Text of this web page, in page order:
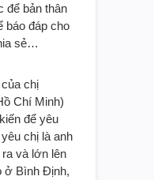
để bản thân
báo đáp cho
sẻ…
chị
Chí Minh)
để yêu
chị là anh
và lớn lên
ở Bình Định,